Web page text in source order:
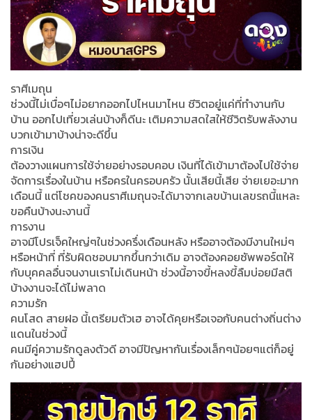
ราศีเมถุน
ช่วงนี้ไม่เบื่อๆไม่อยากออกไปไหนมาไหน ชีวิตอยู่แค่ที่ทำงานกับ
บ้าน ออกไปเที่ยวเล่นบ้างก็ดีนะ เติมความสดใสให้ชีวิตรับพลังงาน
บวกเข้ามาบ้างน่าจะดีขึ้น
การเงิน
ต้องวางแผนการใช้จ่ายอย่างรอบคอบ เงินที่ได้เข้ามาต้องไปใช้จ่าย
จัดการเรื่องในบ้าน หรือครในครอบครัว นั้นเสียนี้เสีย จ่ายเยอะมาก
เดือนนี้ แต่โชคของคนราศีเมถุนจะได้มาจากเลขบ้านเลขรถนี้แหละ
ขอคืนบ้างนะงานนี้
การงาน
อาจมีโปรเจ็คใหญ่ๆในช่วงครึ่งเดือนหลัง หรืออาจต้องมีงานใหม่ๆ
หรือหน้าที่ ที่รับผิดชอบมากขึ้นกว่าเดิม อาจต้องคอยซัพพอร์ตให้
กับบุคคลอื่นจนงานเราไม่เดินหน้า ช่วงนี้อาจขี้หลงขี้ลืมบ่อยมีสติ
บ้างงานจะได้ไม่พลาด
ความรัก
คนโสด สายฝอ นี้เตรียมตัวเฮ อาจได้คุยหรือเจอกับคนต่างถิ่นต่าง
แดนในช่วงนี้
คนมีคู่ความรักดูลงตัวดี อาจมีปัญหากันเรื่องเล็กๆน้อยๆแต่ก็อยู่
กันอย่างแฮปปี้